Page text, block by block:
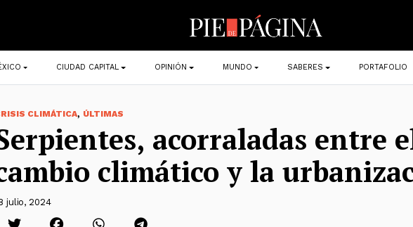
CIUDAD CAPITAL OPINIÓN MUNDO SABERES PORTAFOLIO
CLIMÁTICA, ÚLTIMAS
acorraladas entre
climático y la
julio, 2024